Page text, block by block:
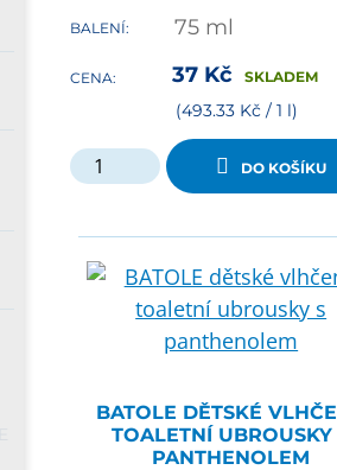
BALENÍ: 75 ml
CENA: 37 Kč SKLADEM
(493.33 Kč / 1 l)
DO KOŠÍKU
BATOLE DĚTSKÉ
TOALETNÍ UBROUSKY
PANTHENOLEM